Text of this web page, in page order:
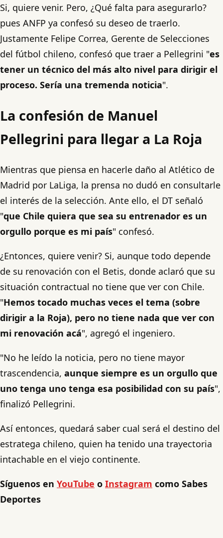
Si, quiere venir. Pero, ¿Qué falta para asegurarlo?
pues ANFP ya confesó su deseo de traerlo.
Justamente Felipe Correa, Gerente de Selecciones
del fútbol chileno, confesó que traer a Pellegrini "es
tener un técnico del más alto nivel para dirigir el
proceso. Sería una tremenda noticia".
La confesión de Manuel
Pellegrini para llegar a La Roja
Mientras que piensa en hacerle daño al Atlético de
Madrid por LaLiga, la prensa no dudó en consultarle
el interés de la selección. Ante ello, el DT señaló
"que Chile quiera que sea su entrenador es un
orgullo porque es mi país" confesó.
¿Entonces, quiere venir? Si, aunque todo depende
de su renovación con el Betis, donde aclaró que su
situación contractual no tiene que ver con Chile.
"Hemos tocado muchas veces el tema (sobre
dirigir a la Roja), pero no tiene nada que ver con
mi renovación acá", agregó el ingeniero.
"No he leído la noticia, pero no tiene mayor
trascendencia, aunque siempre es un orgullo que
uno tenga uno tenga esa posibilidad con su país",
finalizó Pellegrini.
Así entonces, quedará saber cual será el destino del
estratega chileno, quien ha tenido una trayectoria
intachable en el viejo continente.
Síguenos en YouTube o Instagram como Sabes
Deportes